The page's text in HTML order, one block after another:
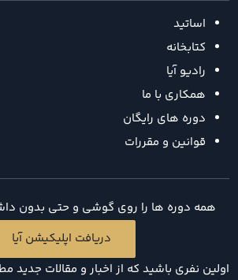
اساتید
کتابخانه
رادیو آیا
همکاری با ما
دوره های رایگان
قوانین و مقررات
همه دوره ها را روی گوشی و حتی بدون
دریافت اپلیکیشن آیا
اولین نفری باشید که از اخبار و مقالات جدید